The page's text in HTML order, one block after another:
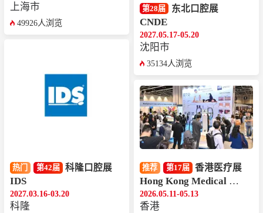
上海市
49926人浏览
热门 第42届 科隆口腔展
IDS
2027.03.16-03.20
科隆
第28届 东北口腔展
CNDE
2027.05.17-05.20
沈阳市
35134人浏览
推荐 第17届 香港医疗展
Hong Kong Medical and Healthcare Fair
2026.05.11-05.13
香港